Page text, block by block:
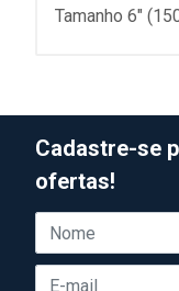
Tamanho 6"
Cadastre-se
ofertas!